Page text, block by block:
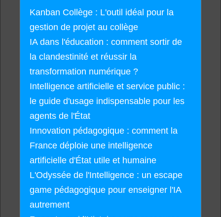
Kanban Collège : L'outil idéal pour la
gestion de projet au collège
IA dans l'éducation : comment sortir de
la clandestinité et réussir la
transformation numérique ?
Intelligence artificielle et service public :
le guide d'usage indispensable pour les
agents de l'État
Innovation pédagogique : comment la
France déploie une intelligence
artificielle d'État utile et humaine
L'Odyssée de l'Intelligence : un escape
game pédagogique pour enseigner l'IA
autrement